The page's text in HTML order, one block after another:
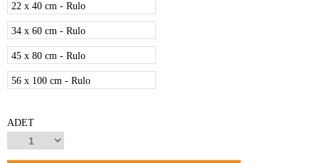
22 x 40 cm - Rulo
34 x 60 cm - Rulo
45 x 80 cm - Rulo
56 x 100 cm - Rulo
ADET